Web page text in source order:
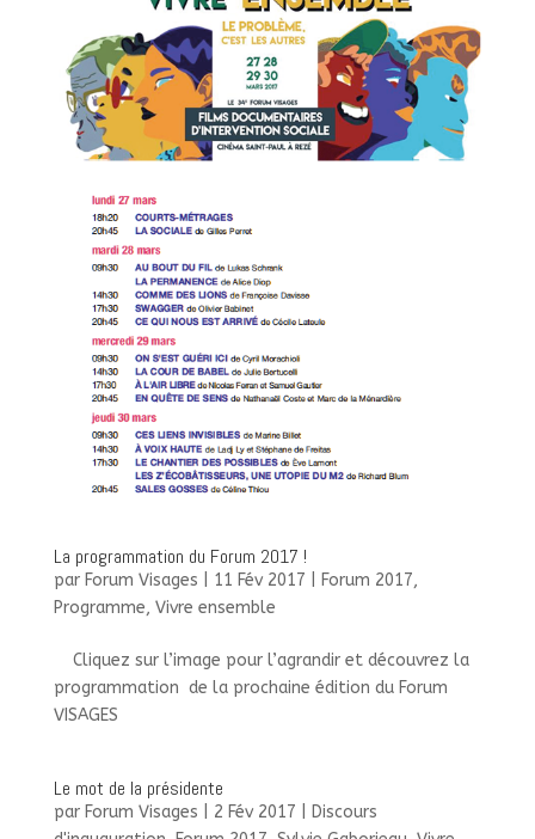
La programmation du Forum 2017 !
par Forum Visages 11 Fév 2017 Forum 2017,
Programme, Vivre ensemble
Cliquez sur l’image pour l’agrandir et découvrez la
programmation de la prochaine édition du Forum
VISAGES
Le mot de la présidente
par Forum Visages 2 Fév 2017
Discours